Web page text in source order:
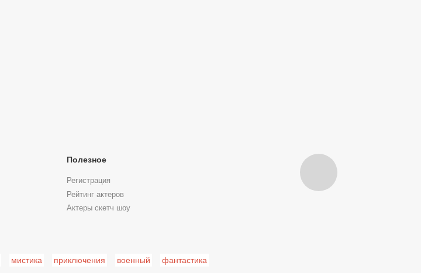
Полезное
Регистрация
Рейтинг актеров
Актеры скетч шоу
мистика приключения военный фантастика